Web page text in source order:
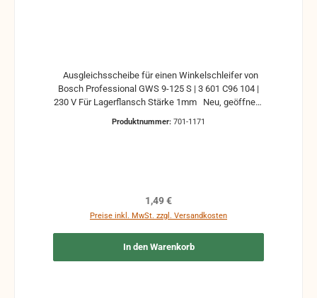
Bosch Professional GWS 9-125 S | 3 601 C96 104 |
230 V Für Lagerflansch Stärke 1mm Neu, geöffnete
Produktnummer: 701-1171
Regulärer Preis:
1,49 €
Preise inkl. MwSt. zzgl. Versandkosten
In den Warenkorb